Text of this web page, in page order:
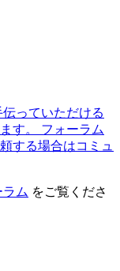
っていただける
す。
フォーラム
する場合はコミュ
ラム をご覧くださ